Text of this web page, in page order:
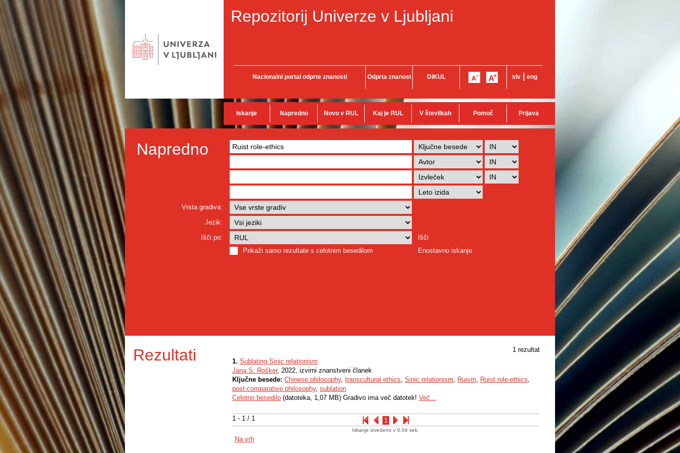
Repozitorij Univerze v Ljubljani
Nacionalni portal odprte znanosti Odprta znanost DiKUL slv eng
Iskanje Napredno Novo v RUL Kaj je RUL V številkah Pomoč Prijava
Napredno
Vrsta gradiva:
Jezik:
Išči po:
Išči
Prikaži samo rezultate s celotnim besedilom
Enostavno iskanje
Rezultati 1 rezultat
1 - 1 / 1 1
1. Sublating Sinic relationism
Jana S. Rošker, 2022, izvirni znanstveni članek
Ključne besede: Chinese philosophy, transcultural ethics, Sinic relationism, Ruism, Ruist role-ethics,
post-comparative philosophy, sublation
Celotno besedilo (datoteka, 1,07 MB) Gradivo ima več datotek! Več...
Iskanje izvedeno v 0.04 sek.
Na vrh